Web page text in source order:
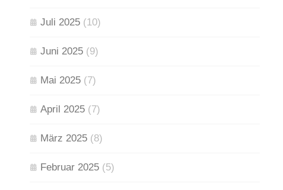
Juli 2025 (10)
Juni 2025 (9)
Mai 2025 (7)
April 2025 (7)
März 2025 (8)
Februar 2025 (5)